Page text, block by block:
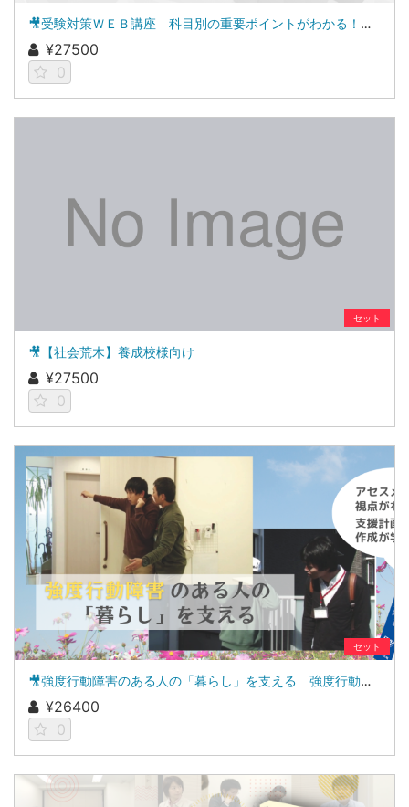
🎥受験対策ＷＥＢ講座 科目別の重要ポイントがわかる！社会福祉士合格講座２０２７（全セット）
¥27500
0
セット
🎥【社会荒木】養成校様向け
¥27500
0
セット
🎥強度行動障害のある人の「暮らし」を支える 強度行動障害支援者養成研修［基礎研修・実践研修］教材
¥26400
0